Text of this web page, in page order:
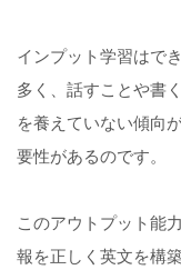
インプット学習はで
多く、話すことや書
を養えていない傾向
要性があるのです。
このアウトプット能
報を正しく英文を構